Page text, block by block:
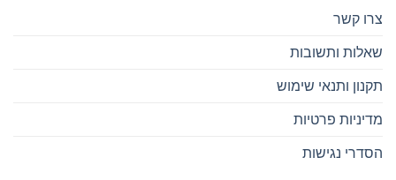
צרו קשר
שאלות ותשובות
תקנון ותנאי שימוש
מדיניות פרטיות
הסדרי נגישות